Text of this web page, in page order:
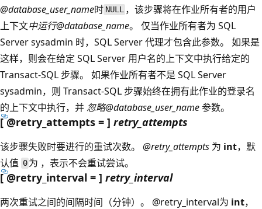
@database_user_name时 NULL ，该步骤将在作业所有者的用户
上下文中运行@database_name。 仅当作业所有者为 SQL
Server sysadmin 时，SQL Server 代理才包含此参数。 如果是
这样，则会在给定 SQL Server 用户名的上下文中执行给定的
Transact-SQL 步骤。 如果作业所有者不是 SQL Server
sysadmin，则 Transact-SQL 步骤始终在拥有此作业的登录名
的上下文中执行，并 忽略@database_user_name参数。
[ @retry_attempts = ] retry_attempts
该步骤失败时要进行的重试次数。 @retry_attempts 为 int，默
认值 0 为 ，表示不会重试尝试。
[ @retry_interval = ] retry_interval
两次重试之间的间隔时间（分钟）。 @retry_interval为 int，